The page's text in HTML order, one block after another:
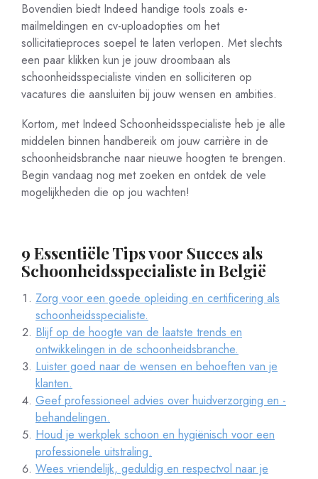
Bovendien biedt Indeed handige tools zoals e-
mailmeldingen en cv-uploadopties om het
sollicitatieproces soepel te laten verlopen. Met slechts
een paar klikken kun je jouw droombaan als
schoonheidsspecialiste vinden en solliciteren op
vacatures die aansluiten bij jouw wensen en ambities.
Kortom, met Indeed Schoonheidsspecialiste heb je alle
middelen binnen handbereik om jouw carrière in de
schoonheidsbranche naar nieuwe hoogten te brengen.
Begin vandaag nog met zoeken en ontdek de vele
mogelijkheden die op jou wachten!
9 Essentiële Tips voor Succes als
Schoonheidsspecialiste in België
Zorg voor een goede opleiding en certificering als
schoonheidsspecialiste.
Blijf op de hoogte van de laatste trends en
ontwikkelingen in de schoonheidsbranche.
Luister goed naar de wensen en behoeften van je
klanten.
Geef professioneel advies over huidverzorging en -
behandelingen.
Houd je werkplek schoon en hygiënisch voor een
professionele uitstraling.
Wees vriendelijk, geduldig en respectvol naar je